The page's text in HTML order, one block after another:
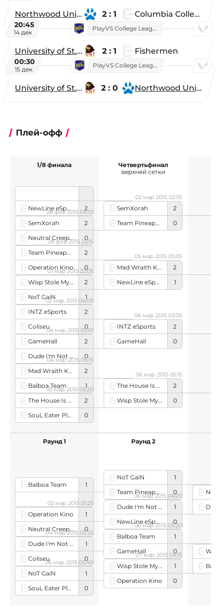
Northwood University 2 : 1 Columbia College
20:45
14 дек
PlayVS College League 2025: Fall
University of St. Thomas 2 : 1 Fishermen
00:30
15 дек
PlayVS College League 2025: Fall
University of St. Thomas 2 : 0 Northwood University
Плей-офф
NewLine eSports 2
SemXorah
2
Neutral Creeps (team)
0
28 фев 2015 04:10
Team Pineapple
2
Operation Kino
0
28 фев 2015 23:15
Wisp Stole My Aquila
2
NoT GaiN
1
01 мар 2015 22:05
INTZ eSports
2
Coliseu
0
02 мар 2015 04:05
GameHall
2
Dude I'm Not Zelda
0
04 мар 2015 05:10
Mad Wraith King
2
Balboa Team
1
04 мар 2015 05:15
The House Is Down
2
SouL Eater Players
0
05 мар 2015 05:20
1/8 финала
SemXorah
2
Team Pineapple
0
02 мар 2015 02:55
Mad Wraith King
2
NewLine eSports
1
05 мар 2015 05:05
INTZ eSports
2
GameHall
0
06 мар 2015 03:05
The House Is Down
2
Wisp Stole My Aquila
0
06 мар 2015 05:15
Четвертьфинал
верхней сетки
Balboa Team 1
Operation Kino
1
Neutral Creeps (team)
0
02 мар 2015 01:25
Dude I'm Not Zelda
1
Coliseu
0
04 мар 2015 05:25
NoT GaiN
1
SouL Eater Players
0
06 мар 2015 05:40
Раунд 1
NoT GaiN
1
Team Pineapple
0
Dude I'm Not Zelda
1
NewLine eSports
0
06 мар 2015 04:20
Balboa Team
1
GameHall
0
06 мар 2015 05:20
Wisp Stole My Aquila
1
Operation Kino
0
07 мар 2015 04:15
Раунд 2
NoT